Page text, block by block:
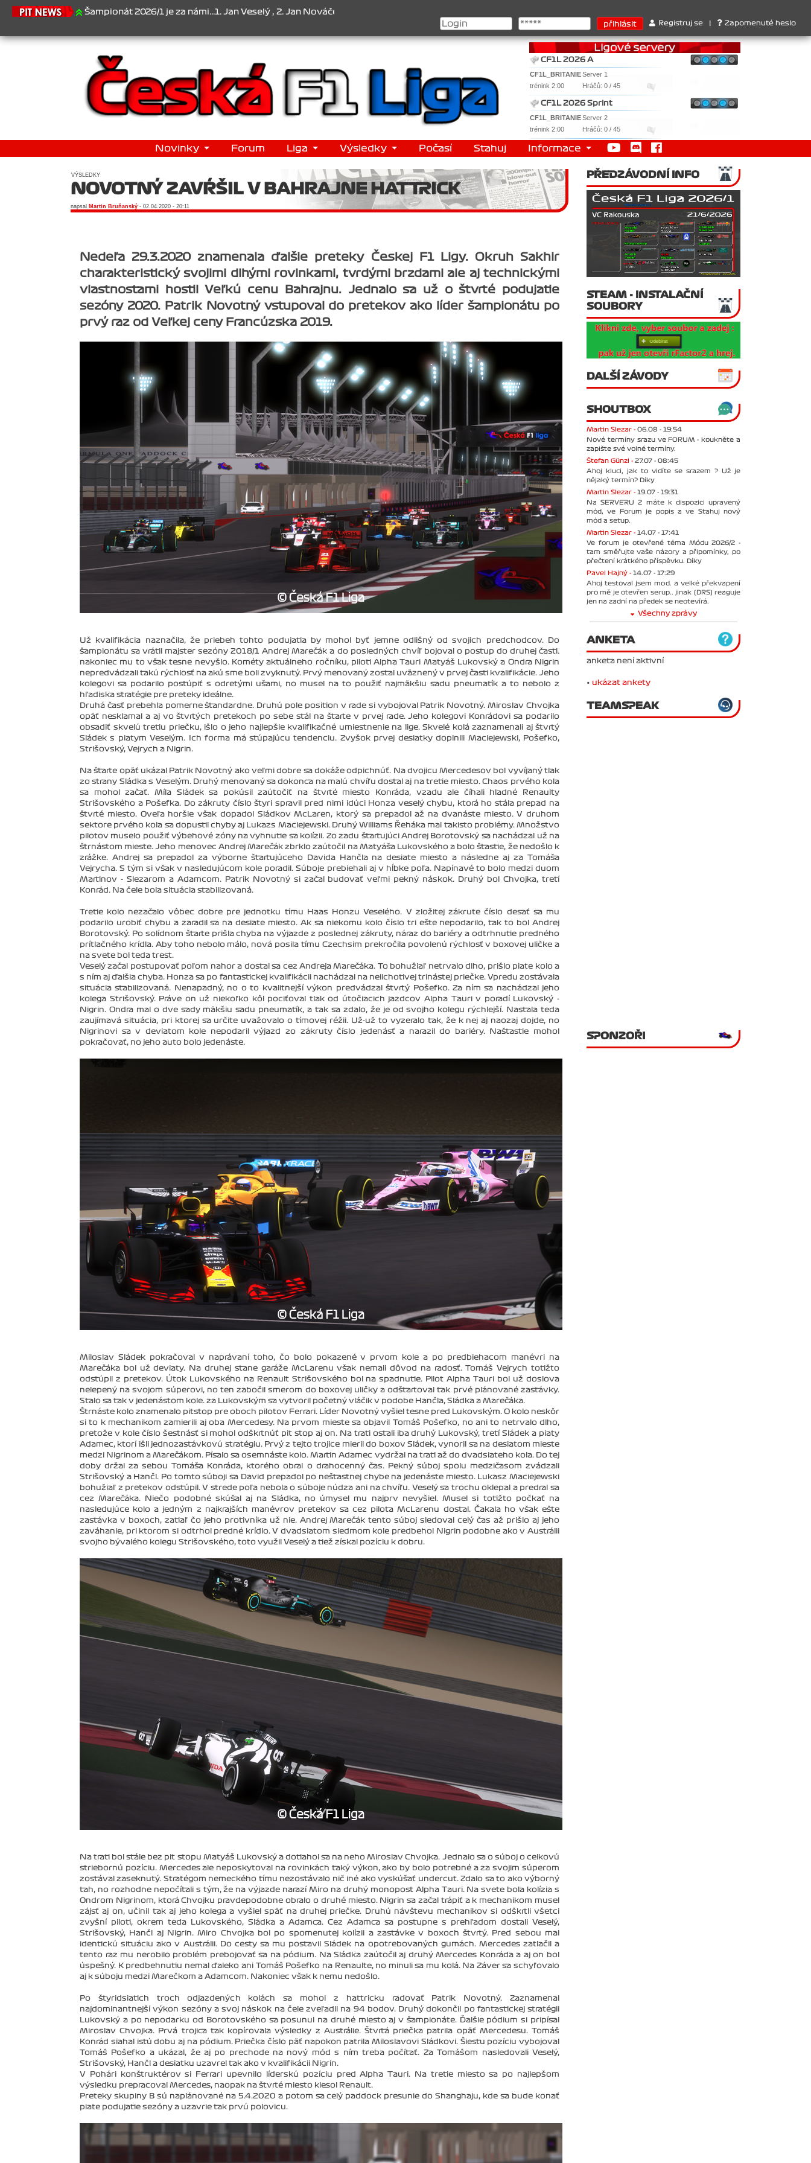
Šampionát 2026/1 je za námi...1. Jan Veselý , 2. Jan Nováček , 3. Jakub Chmelík , Pohár konstruktérů : 1. Ferrari . 2. Williams , 3. RedBull ..... SprintCup - 1. Jan Nováček , 2. Martin Slezar ,
Registruj se Zapomenuté heslo
CF1L 2026 A
CF1L_BRITANIEServer 1
trénink 2:00
Hráčů: 0 / 45
CF1L 2026 Sprint
CF1L_BRITANIEServer 2
trénink 2:00
Hráčů: 0 / 45
Novinky Forum Liga Výsledky Počasí Stahuj Informace
VÝSLEDKY
NOVOTNÝ ZAVŔŠIL V BAHRAJNE HATTRICK
napsal Martin Bruňanský - 02.04.2020 - 20:11
Nedeľa 29.3.2020 znamenala ďalšie preteky Českej F1 Ligy. Okruh Sakhir
charakteristický svojimi dlhými rovinkami, tvrdými brzdami ale aj technickými
vlastnosťami hostil Veľkú cenu Bahrajnu. Jednalo sa už o štvrté podujatie
sezóny 2020. Patrik Novotný vstupoval do pretekov ako líder šampionátu po
prvý raz od Veľkej ceny Francúzska 2019.
Už kvalifikácia naznačila, že priebeh tohto podujatia by mohol byť jemne odlišný od svojich predchodcov. Do
šampionátu sa vrátil majster sezóny 2018/1 Andrej Marečák a do posledných chvíľ bojoval o postup do druhej časti.
nakoniec mu to však tesne nevyšlo. Kométy aktuálneho ročníku, piloti Alpha Tauri Matyáš Lukovský a Ondra Nigrin
nepredvádzali takú rýchlosť na akú sme boli zvyknutý. Prvý menovaný zostal uväznený v prvej časti kvalifikácie. Jeho
kolegovi sa podarilo postúpiť s odretými ušami, no musel na to použiť najmäkšiu sadu pneumatík a to nebolo z
hľadiska stratégie pre preteky ideálne.
Druhá časť prebehla pomerne štandardne. Druhú pole position v rade si vybojoval Patrik Novotný. Miroslav Chvojka
opäť nesklamal a aj vo štvrtých pretekoch po sebe stál na štarte v prvej rade. Jeho kolegovi Konrádovi sa podarilo
obsadiť skvelú tretiu priečku, išlo o jeho najlepšie kvalifikačné umiestnenie na lige. Skvelé kolá zaznamenali aj štvrtý
Sládek s piatym Veselým. Ich forma má stúpajúcu tendenciu. Zvyšok prvej desiatky doplnili Maciejewski, Pošefko,
Strišovský, Vejrych a Nigrin.
Na štarte opäť ukázal Patrik Novotný ako veľmi dobre sa dokáže odpichnúť. Na dvojicu Mercedesov bol vyvíjaný tlak
zo strany Sládka s Veselým. Druhý menovaný sa dokonca na malú chvíľu dostal aj na tretie miesto. Chaos prvého kola
sa mohol začať. Míla Sládek sa pokúsil zaútočiť na štvrté miesto Konráda, vzadu ale číhali hladné Renaulty
Strišovského a Pošefka. Do zákruty číslo štyri spravil pred nimi idúci Honza veselý chybu, ktorá ho stála prepad na
štvrté miesto. Oveľa horšie však dopadol Sládkov McLaren, ktorý sa prepadol až na dvanáste miesto. V druhom
sektore prvého kola sa dopustil chyby aj Lukazs Maciejewski. Druhý Williams Řeháka mal takisto problémy. Množstvo
pilotov muselo použiť výbehové zóny na vyhnutie sa kolízii. Zo zadu štartujúci Andrej Borotovský sa nachádzal už na
štrnástom mieste. Jeho menovec Andrej Marečák zbrklo zaútočil na Matyáša Lukovského a bolo šťastie, že nedošlo k
zrážke. Andrej sa prepadol za výborne štartujúceho Davida Hančla na desiate miesto a následne aj za Tomáša
Vejrycha. S tým si však v nasledujúcom kole poradil. Súboje prebiehali aj v hĺbke poľa. Napínavé to bolo medzi duom
Martinov - Slezarom a Adamcom. Patrik Novotný si začal budovať veľmi pekný náskok. Druhý bol Chvojka, tretí
Konrád. Na čele bola situácia stabilizovaná.
Tretie kolo nezačalo vôbec dobre pre jednotku tímu Haas Honzu Veselého. V zložitej zákrute číslo desať sa mu
podarilo urobiť chybu a zaradil sa na desiate miesto. Ak sa niekomu kolo číslo tri ešte nepodarilo, tak to bol Andrej
Borotovský. Po solídnom štarte prišla chyba na výjazde z poslednej zákruty, náraz do bariéry a odtrhnutie predného
prítlačného krídla. Aby toho nebolo málo, nová posila tímu Czechsim prekročila povolenú rýchlosť v boxovej uličke a
na svete bol teda trest.
Veselý začal postupovať poľom nahor a dostal sa cez Andreja Marečáka. To bohužiaľ netrvalo dlho, prišlo piate kolo a
s ním aj ďalšia chyba. Honza sa po fantastickej kvalifikácii nachádzal na nelichotivej trinástej priečke. Vpredu zostávala
situácia stabilizovaná. Nenapadný, no o to kvalitnejší výkon predvádzal štvrtý Pošefko. Za ním sa nachádzal jeho
kolega Strišovský. Práve on už niekoľko kôl pociťoval tlak od útočiacich jazdcov Alpha Tauri v poradí Lukovský -
Nigrin. Ondra mal o dve sady mäkšiu sadu pneumatík, a tak sa zdalo, že je od svojho kolegu rýchlejší. Nastala teda
zaujímavá situácia, pri ktorej sa určite uvažovalo o tímovej réžii. Už-už to vyzeralo tak, že k nej aj naozaj dojde, no
Nigrinovi sa v deviatom kole nepodaril výjazd zo zákruty číslo jedenásť a narazil do bariéry. Našťastie mohol
pokračovať, no jeho auto bolo jedenáste.
Miloslav Sládek pokračoval v naprávaní toho, čo bolo pokazené v prvom kole a po predbiehacom manévri na
Marečáka bol už deviaty. Na druhej stane garáže McLarenu však nemali dôvod na radosť. Tomáš Vejrych totižto
odstúpil z pretekov. Útok Lukovského na Renault Strišovského bol na spadnutie. Pilot Alpha Tauri bol už doslova
nelepený na svojom súperovi, no ten zabočil smerom do boxovej uličky a odštartoval tak prvé plánované zastávky.
Stalo sa tak v jedenástom kole. za Lukovským sa vytvoril početný vláčik v podobe Hančla, Sládka a Marečáka.
Štrnáste kolo znamenalo pitstop pre oboch pilotov Ferrari. Líder Novotný vyšiel tesne pred Lukovským. O kolo neskôr
si to k mechanikom zamierili aj oba Mercedesy. Na prvom mieste sa objavil Tomáš Pošefko, no ani to netrvalo dlho,
pretože v kole číslo šestnásť si mohol odškrtnúť pit stop aj on. Na trati ostali iba druhý Lukovský, tretí Sládek a piaty
Adamec, ktorí išli jednozastávkovú stratégiu. Prvý z tejto trojice mieril do boxov Sládek, vynoril sa na desiatom mieste
medzi Nigrinom a Marečákom. Písalo sa osemnáste kolo. Martin Adamec vydržal na trati až do dvadsiateho kola. Do tej
doby držal za sebou Tomáša Konráda, ktorého obral o drahocenný čas. Pekný súboj spolu medzičasom zvádzali
Strišovský a Hančl. Po tomto súboji sa David prepadol po nešťastnej chybe na jedenáste miesto. Lukasz Maciejewski
bohužiaľ z pretekov odstúpil. V strede poľa nebola o súboje núdza ani na chvíľu. Veselý sa trochu oklepal a predral sa
cez Marečáka. Niečo podobné skúšal aj na Sládka, no úmysel mu najprv nevyšiel. Musel si totižto počkať na
nasledujúce kolo a jedným z najkrajších manévrov pretekov sa cez pilota McLarenu dostal. Čakala ho však ešte
zastávka v boxoch, zatiaľ čo jeho protivníka už nie. Andrej Marečák tento súboj sledoval celý čas až prišlo aj jeho
zaváhanie, pri ktorom si odtrhol predné krídlo. V dvadsiatom siedmom kole predbehol Nigrin podobne ako v Austrálii
svojho bývalého kolegu Strišovského, toto využil Veselý a tiež získal pozíciu k dobru.
Na trati bol stále bez pit stopu Matyáš Lukovský a dotiahol sa na neho Miroslav Chvojka. Jednalo sa o súboj o celkovú
striebornú pozíciu. Mercedes ale neposkytoval na rovinkách taký výkon, ako by bolo potrebné a za svojim súperom
zostával zaseknutý. Stratégom nemeckého tímu nezostávalo nič iné ako vyskúšať undercut. Zdalo sa to ako výborný
ťah, no rozhodne nepočítali s tým, že na výjazde narazí Miro na druhý monopost Alpha Tauri. Na svete bola kolízia s
Ondrom Nigrinom, ktorá Chvojku pravdepodobne obralo o druhé miesto. Nigrin sa začal trápiť a k mechanikom musel
zájsť aj on, učinil tak aj jeho kolega a vyšiel späť na druhej priečke. Druhú návštevu mechanikov si odškrtli všetci
zvyšní piloti, okrem teda Lukovského, Sládka a Adamca. Cez Adamca sa postupne s prehľadom dostali Veselý,
Strišovský, Hančl aj Nigrin. Miro Chvojka bol po spomenutej kolízii a zastávke v boxoch štvrtý. Pred sebou mal
identickú situáciu ako v Austrálii. Do cesty sa mu postavil Sládek na opotrebovaných gumách. Mercedes zatlačil a
tento raz mu nerobilo problém prebojovať sa na pódium. Na Sládka zaútočil aj druhý Mercedes Konráda a aj on bol
úspešný. K predbehnutiu nemal ďaleko ani Tomáš Pošefko na Renaulte, no minuli sa mu kolá. Na Záver sa schyľovalo
aj k súboju medzi Marečkom a Adamcom. Nakoniec však k nemu nedošlo.
Po štyridsiatich troch odjazdených kolách sa mohol z hattricku radovať Patrik Novotný. Zaznamenal
najdominantnejší výkon sezóny a svoj náskok na čele zveľadil na 94 bodov. Druhý dokončil po fantastickej stratégii
Lukovský a po nepodarku od Borotovského sa posunul na druhé miesto aj v šampionáte. Ďalšie pódium si pripísal
Miroslav Chvojka. Prvá trojica tak kopírovala výsledky z Austrálie. Štvrtá priečka patrila opäť Mercedesu. Tomáš
Konrád siahal istú dobu aj na pódium. Priečka číslo päť napokon patrila Miloslavovi Sládkovi. Šiestu pozíciu vybojoval
Tomáš Pošefko a ukázal, že aj po prechode na nový mód s ním treba počítať. Za Tomášom nasledovali Veselý,
Strišovský, Hančl a desiatku uzavrel tak ako v kvalifikácii Nigrin.
V Pohári konštruktérov si Ferrari upevnilo líderskú pozíciu pred Alpha Tauri. Na tretie miesto sa po najlepšom
výsledku prepracoval Mercedes, naopak na štvrté miesto klesol Renault.
Preteky skupiny B sú naplánované na 5.4.2020 a potom sa celý paddock presunie do Shanghaju, kde sa bude konať
piate podujatie sezóny a uzavrie tak prvú polovicu.
PŘEDZÁVODNÍ INFO
STEAM - INSTALAČNÍ
SOUBORY
DALŠÍ ZÁVODY
SHOUTBOX
Martin Slezar - 06.08 - 19:54
Nové termíny srazu ve FORUM - koukněte a
zapište své volné termíny.
Štefan Günzl - 27.07 - 08:45
Ahoj kluci, jak to vidíte se srazem ? Už je
nějaký termín? Díky
Martin Slezar - 19.07 - 19:31
Na SERVERU 2 máte k dispozici upravený
mód, ve Forum je popis a ve Stahuj nový
mód a setup.
Martin Slezar - 14.07 - 17:41
Ve forum je otevřené téma Módu 2026/2 -
tam směřujte vaše názory a připomínky, po
přečtení krátkého příspěvku. Díky
Pavel Hajný - 14.07 - 17:29
Ahoj testoval jsem mod. a velké překvapení
pro mě je otevřen serup.. jinak (DRS) reaguje
jen na zadní na předek se neotevírá.
Všechny zprávy
ANKETA
anketa není aktivní
• ukázat ankety
TEAMSPEAK
SPONZOŘI